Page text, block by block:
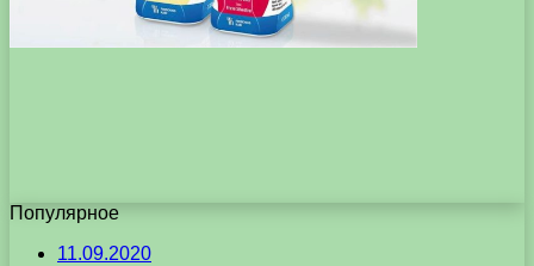
Популярное
11.09.2020